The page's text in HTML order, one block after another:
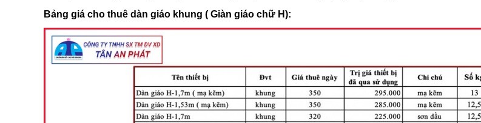
Bảng giá cho thuê dàn giáo khung ( Giàn giáo chữ H):